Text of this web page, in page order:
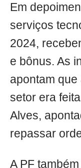
Em
serviços
2024,
e bônus. As
apontam
setor era
Alves,
repassar
A PF